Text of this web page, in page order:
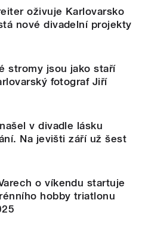
oživuje Karlovarsko
nové divadelní projekty
stromy jsou jako staří
fotograf Jiří
v divadle lásku
Na jevišti září už šest
o víkendu startuje
hobby triatlonu